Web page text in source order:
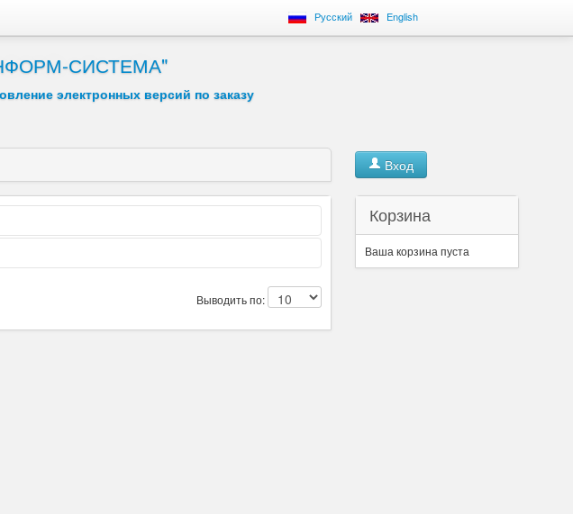
Русский English
СИСТЕМА"
электронных версий по заказу
Вход
Выводить по:
Корзина
Ваша корзина пуста